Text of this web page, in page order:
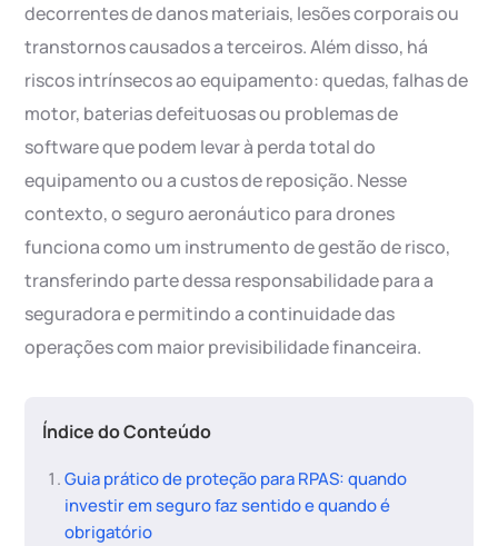
decorrentes de danos materiais, lesões corporais ou
transtornos causados a terceiros. Além disso, há
riscos intrínsecos ao equipamento: quedas, falhas de
motor, baterias defeituosas ou problemas de
software que podem levar à perda total do
equipamento ou a custos de reposição. Nesse
contexto, o seguro aeronáutico para drones
funciona como um instrumento de gestão de risco,
transferindo parte dessa responsabilidade para a
seguradora e permitindo a continuidade das
operações com maior previsibilidade financeira.
Índice do Conteúdo
Guia prático de proteção para RPAS: quando
investir em seguro faz sentido e quando é
obrigatório